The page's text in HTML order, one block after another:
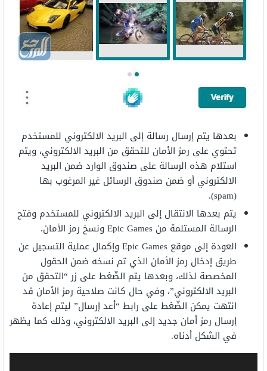
بعدها يتم إرسال رسالة إلى البريد الالكتروني للمستخدم
تحتوي على رمز الأمان للتحقق من البريد الالكتروني، ويتم
استلام هذه الرسالة على صندوق الوارد ضمن البريد
الالكتروني أو ضمن صندوق الرسائل غير المرغوب بها
(spam).
يتم بعدها الانتقال إلى البريد الالكتروني للمستخدم وفتح
الرسالة المستلمة من Epic Games ونسخ رمز الأمان.
العودة إلى موقع Epic Games وإكمال عملية التسجيل عن
طريق إدخال رمز الأمان الذي تم نسخه ضمن الحقول
المخصصة لذلك، وبعدها يتم الضّغط على زر “التحقق من
البريد الالكتروني”، وفي حال كانت صلاحية رمز الأمان قد
انتهت يمكن الضّغط على رابط “أعد إرسال” ليتم إعادة
إرسال رمز أمان جديد إلى البريد الالكتروني، وذلك كما يظهر
في الشكل أدناه.